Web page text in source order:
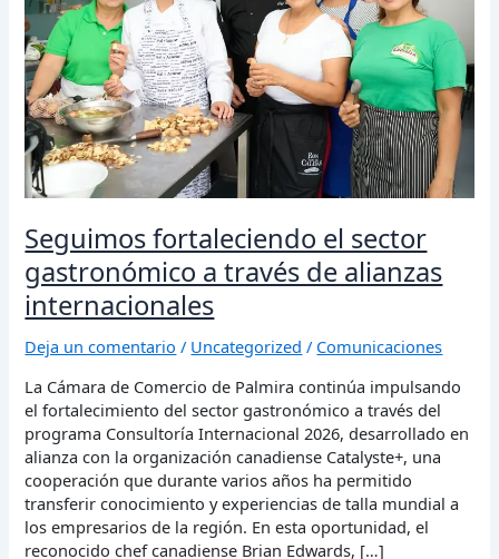
Seguimos fortaleciendo el sector
gastronómico a través de alianzas
internacionales
Deja un comentario / Uncategorized / Comunicaciones
La Cámara de Comercio de Palmira continúa impulsando
el fortalecimiento del sector gastronómico a través del
programa Consultoría Internacional 2026, desarrollado en
alianza con la organización canadiense Catalyste+, una
cooperación que durante varios años ha permitido
transferir conocimiento y experiencias de talla mundial a
los empresarios de la región. En esta oportunidad, el
reconocido chef canadiense Brian Edwards, […]
a
través
de
alianzas
internacionales